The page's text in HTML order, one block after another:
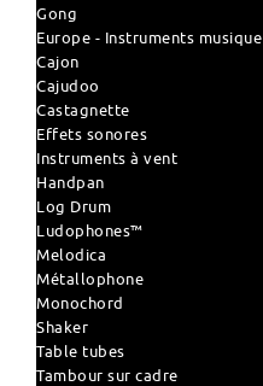
Gong
Europe - Instruments musique
Cajon
Cajudoo
Castagnette
Effets sonores
Instruments à vent
Handpan
Log Drum
Ludophones™
Melodica
Métallophone
Monochord
Shaker
Table tubes
Tambour sur cadre